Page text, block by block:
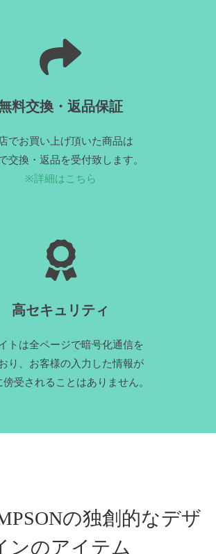
料交換・返品保証
でお買い上げ頂いた商品は
交換・返品を受付致します。
※詳細はこちら
高セキュリティ
トは全ページで暗号化通信を
り、お客様の入力した情報が
受されることはありません。
の独創的なデザ
ンのアイテム